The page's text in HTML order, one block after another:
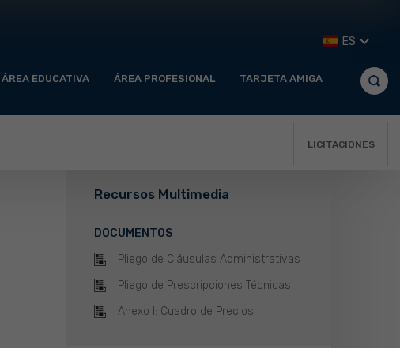
ÁREA EDUCATIVA ÁREA PROFESIONAL TARJETA AMIGA
ES
LICITACIONES
Recursos Multimedia
DOCUMENTOS
Pliego de Cláusulas Administrativas
Pliego de Prescripciones Técnicas
Anexo I: Cuadro de Precios